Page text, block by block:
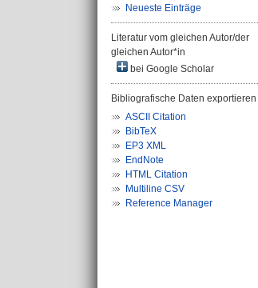
Neueste Einträge
Literatur vom gleichen Autor/der
gleichen Autor*in
bei Google Scholar
Bibliografische Daten exportieren
ASCII Citation
BibTeX
EP3 XML
EndNote
HTML Citation
Multiline CSV
Reference Manager